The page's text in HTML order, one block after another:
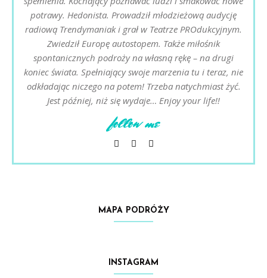
potrawy. Hedonista. Prowadził młodzieżową audycję
radiową Trendymaniak i grał w Teatrze PROdukcyjnym.
Zwiedził Europę autostopem. Także miłośnik
spontanicznych podroży na własną rękę – na drugi
koniec świata. Spełniający swoje marzenia tu i teraz, nie
odkładając niczego na potem! Trzeba natychmiast żyć.
Jest później, niż się wydaje… Enjoy your life!!
follow me
MAPA PODRÓŻY
INSTAGRAM